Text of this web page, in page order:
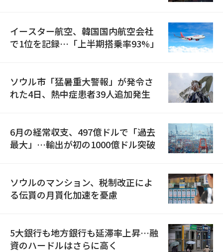
イースター航空、韓国国内航空会社
で1位を記録…「上半期搭乗率93%」
ソウル市「猛暑重大警報」が発令さ
れた4日、熱中症患者39人追加発生
6月の経常収支、497億ドルで「過去
最大」…輸出が初の1000億ドル突破
ソウルのマンション、税制改正によ
る伝貰の月貰化加速を憂慮
5大銀行も地方銀行も延滞率上昇…融
資のハードルはさらに高く